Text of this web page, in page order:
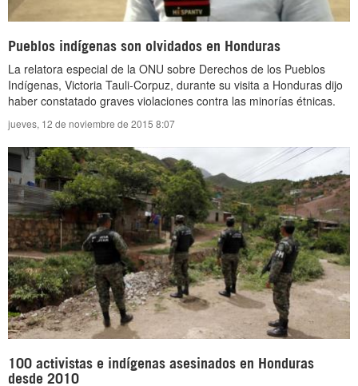
Pueblos indígenas son olvidados en Honduras
La relatora especial de la ONU sobre Derechos de los Pueblos
Indígenas, Victoria Tauli-Corpuz, durante su visita a Honduras dijo
haber constatado graves violaciones contra las minorías étnicas.
jueves, 12 de noviembre de 2015 8:07
100 activistas e indígenas asesinados en Honduras
desde 2010